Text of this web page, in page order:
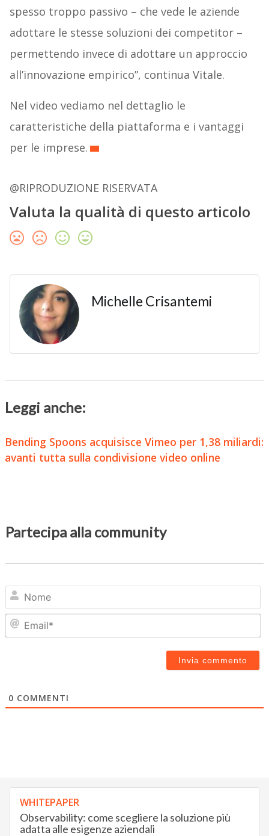
spesso troppo passivo – che vede le aziende
adottare le stesse soluzioni dei competitor –
permettendo invece di adottare un approccio
all’innovazione empirico”, continua Vitale.
Nel video vediamo nel dettaglio le
caratteristiche della piattaforma e i vantaggi
per le imprese.
@RIPRODUZIONE RISERVATA
Valuta la qualità di questo articolo
Michelle Crisantemi
Leggi anche:
Bending Spoons acquisisce Vimeo per 1,38 miliardi:
avanti tutta sulla condivisione video online
Partecipa alla community
0 COMMENTI
WHITEPAPER
Observability: come scegliere la soluzione più
adatta alle esigenze aziendali